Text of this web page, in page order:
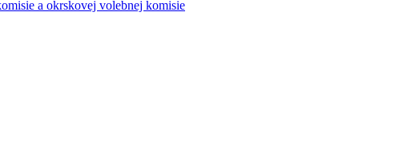
a okrskovej volebnej komisie